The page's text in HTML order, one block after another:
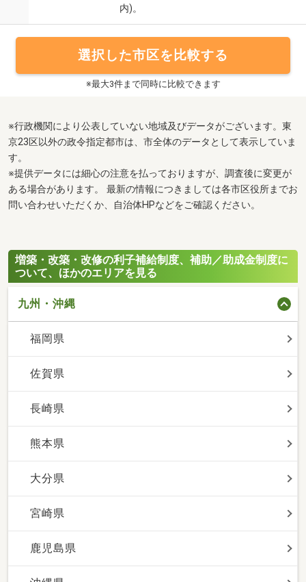
内)。
選択した市区を比較する
※最大3件まで同時に比較できます
※行政機関により公表していない地域及びデータがございます。東
京23区以外の政令指定都市は、市全体のデータとして表示していま
す。
※提供データには細心の注意を払っておりますが、調査後に変更が
ある場合があります。 最新の情報につきましては各市区役所までお
問い合わせいただくか、自治体HPなどをご確認ください。
増築・改築・改修の利子補給制度、補助／助成金制度に
ついて、ほかのエリアを見る
九州・沖縄
福岡県
佐賀県
長崎県
熊本県
大分県
宮崎県
鹿児島県